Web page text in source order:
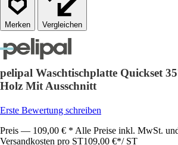
Vergleichen
pelipal Waschtischplatte Quickset
Holz Mit Ausschnitt
Erste Bewertung schreiben
Preis — 109,00 € * Alle Preise inkl. MwSt.
Versandkosten pro ST109,00 €*/ ST